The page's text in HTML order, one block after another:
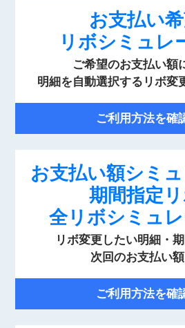
お支払い
リボシミュレ
ご希望のお支払い額
明細を自動選択するリボ変
ご利用方法を確
お支払い額シミ
期間指定リ
全リボシミュ
リボ変更したい明細・
次回のお支払い
ご利用方法を確